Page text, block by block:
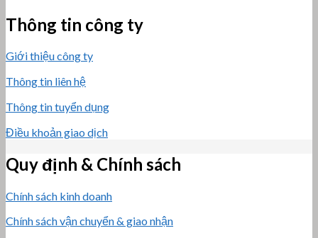
Thông tin công ty
Giới thiệu công ty
Thông tin liên hệ
Thông tin tuyển dụng
Điều khoản giao dịch
Quy định & Chính sách
Chính sách kinh doanh
Chính sách vận chuyển & giao nhận